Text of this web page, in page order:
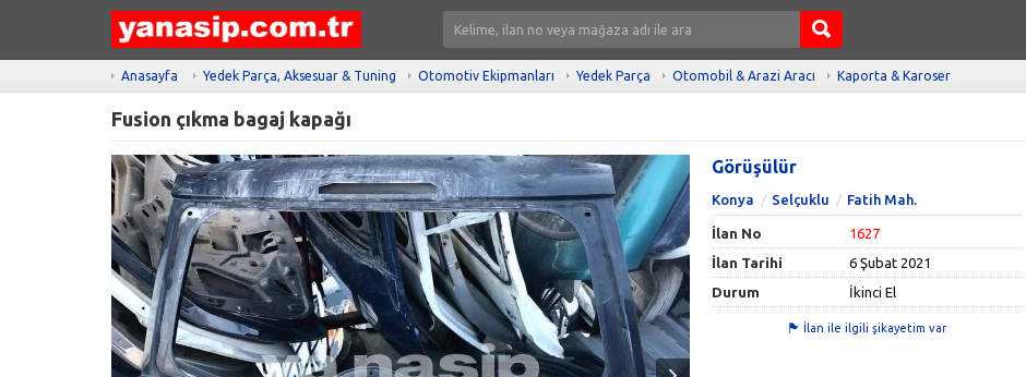
Anasayfa Yedek Parça, Aksesuar & Tuning Otomotiv Ekipmanları Yedek Parça Otomobil & Arazi Aracı Kaporta & Karoser
Fusion çıkma bagaj kapağı
Görüşülür
Konya Selçuklu Fatih Mah.
İlan No
1627
İlan Tarihi
6 Şubat 2021
Durum
İkinci El
İlan ile ilgili şikayetim var